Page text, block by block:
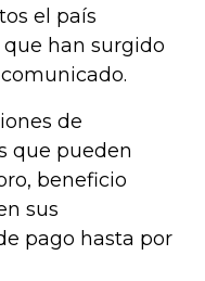
el país
han surgido
de
que pueden
beneficio
sus
pago hasta por